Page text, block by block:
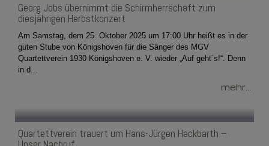
Georg Jobs übernimmt die Schirmherrschaft zum
diesjährigen Herbstkonzert
Am Samstag, dem 25. Oktober 2025 um 17:00 Uhr heißt es in der
guten Stube von Königshoven für die Sänger des MGV
Quartettverein 1930 Königshoven e. V. wieder „Auf geht´s!“. Denn
in d...
mehr...
Quartettverein trauert um Hans-Jürgen Hackbarth –